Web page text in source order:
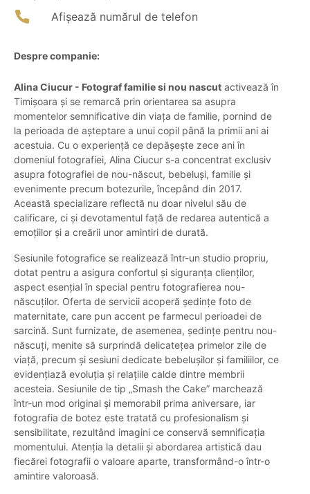
Afișează numărul de telefon
Despre companie:
Alina Ciucur - Fotograf familie si nou nascut activează în
Timișoara și se remarcă prin orientarea sa asupra
momentelor semnificative din viața de familie, pornind de
la perioada de așteptare a unui copil până la primii ani ai
acestuia. Cu o experiență ce depășește zece ani în
domeniul fotografiei, Alina Ciucur s-a concentrat exclusiv
asupra fotografiei de nou-născut, bebeluși, familie și
evenimente precum botezurile, începând din 2017.
Această specializare reflectă nu doar nivelul său de
calificare, ci și devotamentul față de redarea autentică a
emoțiilor și a creării unor amintiri de durată.
Sesiunile fotografice se realizează într-un studio propriu,
dotat pentru a asigura confortul și siguranța clienților,
aspect esențial în special pentru fotografierea nou-
născuților. Oferta de servicii acoperă ședințe foto de
maternitate, care pun accent pe farmecul perioadei de
sarcină. Sunt furnizate, de asemenea, ședințe pentru nou-
născuți, menite să surprindă delicatețea primelor zile de
viață, precum și sesiuni dedicate bebelușilor și familiilor, ce
evidențiază evoluția și relațiile calde dintre membrii
acesteia. Sesiunile de tip „Smash the Cake” marchează
într-un mod original și memorabil prima aniversare, iar
fotografia de botez este tratată cu profesionalism și
sensibilitate, rezultând imagini ce conservă semnificația
momentului. Atenția la detalii și abordarea artistică dau
fiecărei fotografii o valoare aparte, transformând-o într-o
amintire valoroasă.